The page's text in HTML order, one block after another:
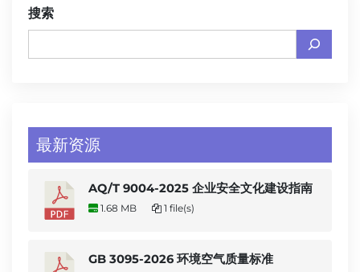
搜索
最新资源
AQ/T 9004-2025 企业安全文化建设指南
1.68 MB 1 file(s)
GB 3095-2026 环境空气质量标准